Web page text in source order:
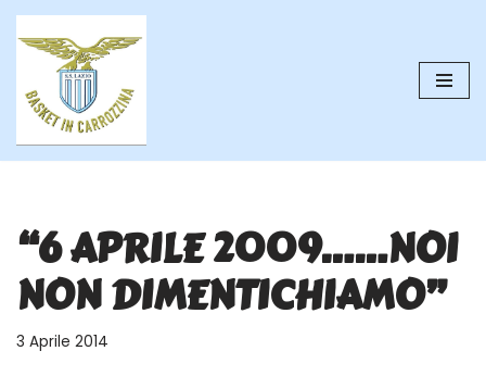
contenuto
“6 APRILE 2009……NOI
NON DIMENTICHIAMO”
3 Aprile 2014